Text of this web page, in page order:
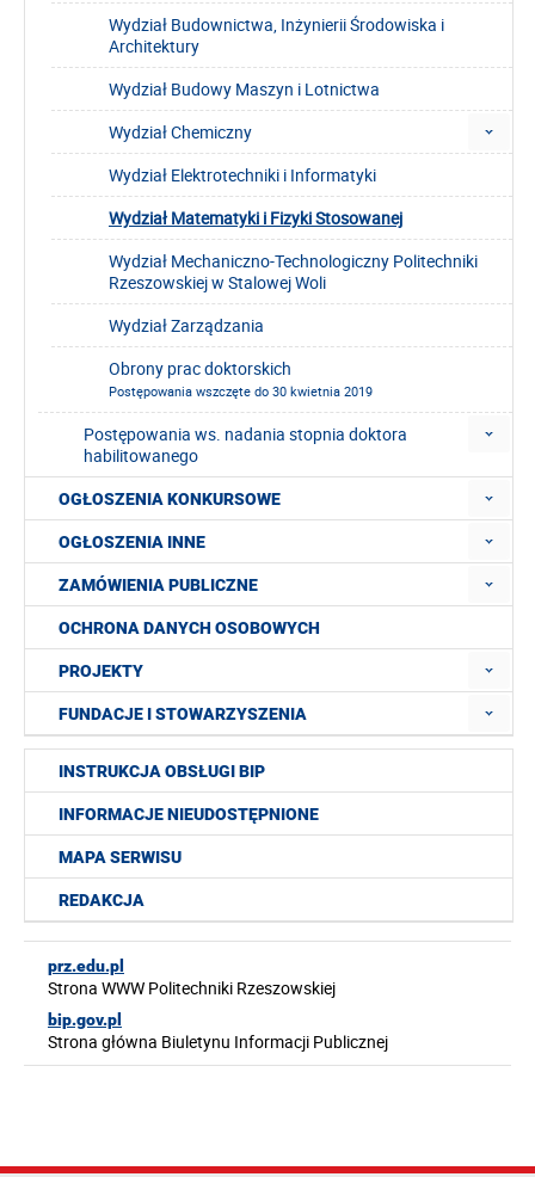
Wydział Budownictwa, Inżynierii Środowiska i
Architektury
Wydział Budowy Maszyn i Lotnictwa
Wydział Chemiczny
Wydział Elektrotechniki i Informatyki
Wydział Matematyki i Fizyki Stosowanej
Wydział Mechaniczno-Technologiczny Politechniki
Rzeszowskiej w Stalowej Woli
Wydział Zarządzania
Obrony prac doktorskich
Postępowania wszczęte do 30 kwietnia 2019
Postępowania ws. nadania stopnia doktora
habilitowanego
OGŁOSZENIA KONKURSOWE
OGŁOSZENIA INNE
ZAMÓWIENIA PUBLICZNE
OCHRONA DANYCH OSOBOWYCH
PROJEKTY
FUNDACJE I STOWARZYSZENIA
INSTRUKCJA OBSŁUGI BIP
INFORMACJE NIEUDOSTĘPNIONE
MAPA SERWISU
REDAKCJA
prz.edu.pl
Strona WWW Politechniki Rzeszowskiej
bip.gov.pl
Strona główna Biuletynu Informacji Publicznej